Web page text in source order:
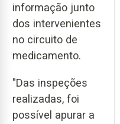
informação junto
dos intervenientes
no circuito de
medicamento.
"Das inspeções
realizadas, foi
possível apurar a